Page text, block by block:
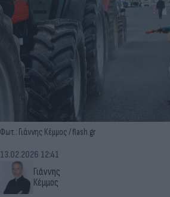
Φωτ.: Γιάννης Κέμμος / flash.gr
Γιάννης
Κέμμος
13.02.2026 12:41